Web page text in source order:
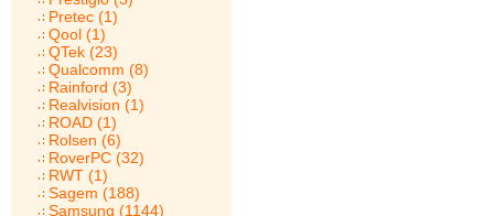
Pretec (1)
Qool (1)
QTek (23)
Qualcomm (8)
Rainford (3)
Realvision (1)
ROAD (1)
Rolsen (6)
RoverPC (32)
RWT (1)
Sagem (188)
Samsung (1144)